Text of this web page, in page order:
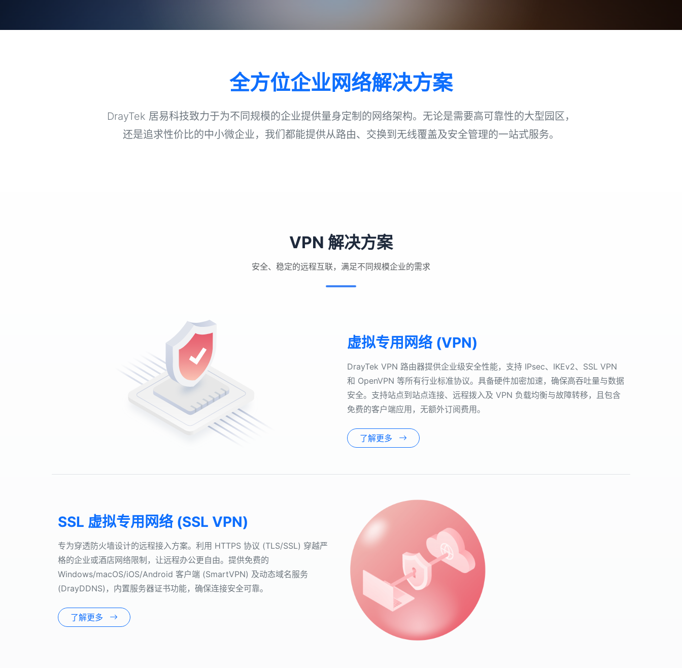
全方位企业网络解决方案
DrayTek 居易科技致力于为不同规模的企业提供量身定制的网络架构。无论是需要高可靠性的大型园区，
还是追求性价比的中小微企业，我们都能提供从路由、交换到无线覆盖及安全管理的一站式服务。
VPN 解决方案
安全、稳定的远程互联，满足不同规模企业的需求
虚拟专用网络 (VPN)
DrayTek VPN 路由器提供企业级安全性能，支持 IPsec、IKEv2、SSL VPN
和 OpenVPN 等所有行业标准协议。具备硬件加密加速，确保高吞吐量与数据
安全。支持站点到站点连接、远程拨入及 VPN 负载均衡与故障转移，且包含
免费的客户端应用，无额外订阅费用。
了解更多
SSL 虚拟专用网络 (SSL VPN)
专为穿透防火墙设计的远程接入方案。利用 HTTPS 协议 (TLS/SSL) 穿越严
格的企业或酒店网络限制，让远程办公更自由。提供免费的
Windows/macOS/iOS/Android 客户端 (SmartVPN) 及动态域名服务
(DrayDDNS)，内置服务器证书功能，确保连接安全可靠。
了解更多